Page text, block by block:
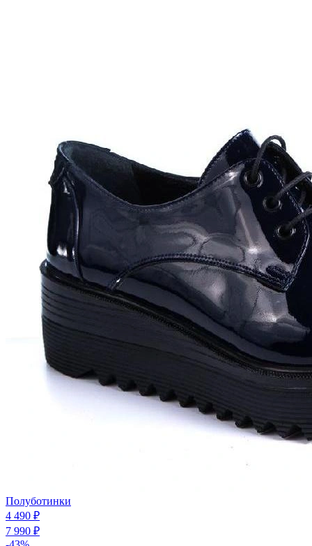
Полуботинки
4 490 ₽
7 990 ₽